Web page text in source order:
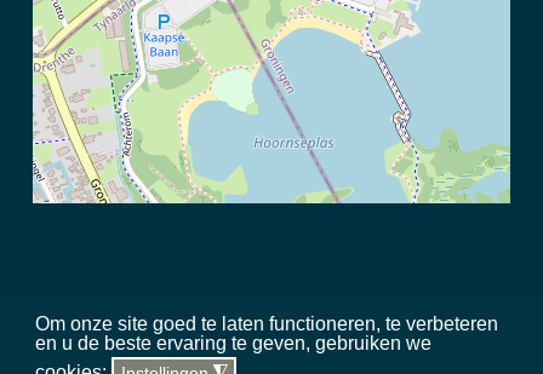
Om onze site goed te laten functioneren, te verbeteren
en u de beste ervaring te geven, gebruiken we
2026 Meerschap Paterswolde |privacy disclaimer|regels in het